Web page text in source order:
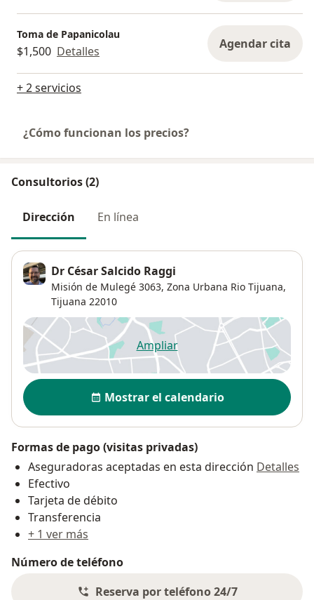
Toma de Papanicolau
$1,500 Detalles Agendar cita
+ 2 servicios
¿Cómo funcionan los precios?
Consultorios (2)
Dirección En línea
Dr César Salcido Raggi
Misión de Mulegé 3063, Zona Urbana Rio Tijuana,
Tijuana 22010
Ampliarse abre en una nueva
Disponibilidad
Mostrar el calendario
Formas de pago (visitas privadas)
Aseguradoras aceptadas en esta dirección Detalles
Efectivo
Tarjeta de débito
Transferencia
+ 1 ver más
Número de teléfono
Reserva por teléfono 24/7